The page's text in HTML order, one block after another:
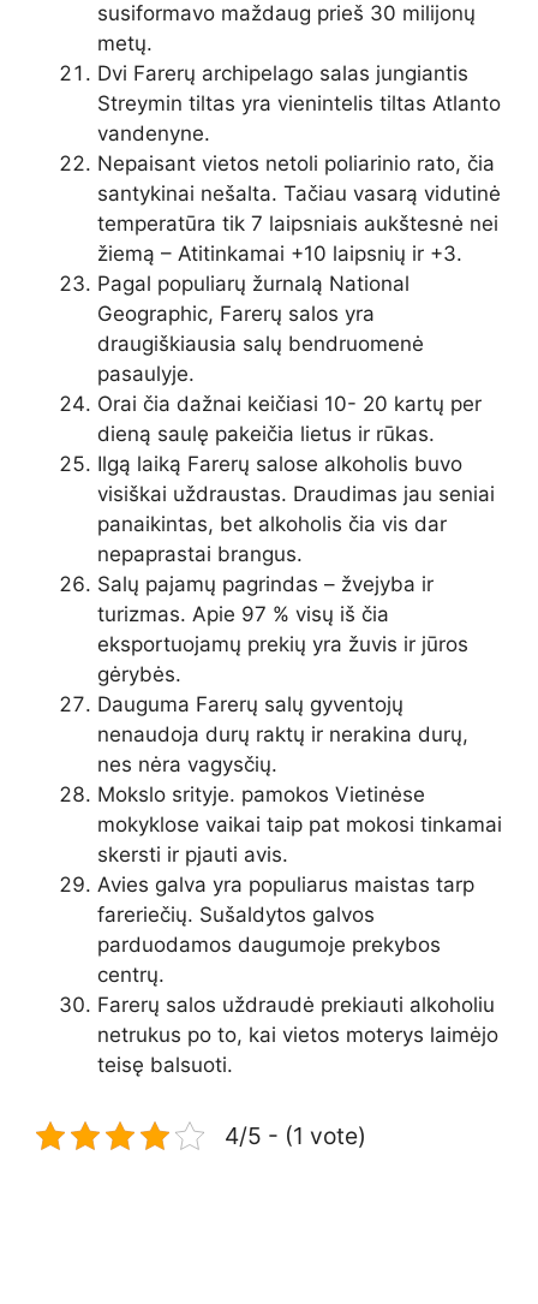
susiformavo maždaug prieš 30 milijonų
metų.
Dvi Farerų archipelago salas jungiantis
Streymin tiltas yra vienintelis tiltas Atlanto
vandenyne.
Nepaisant vietos netoli poliarinio rato, čia
santykinai nešalta. Tačiau vasarą vidutinė
temperatūra tik 7 laipsniais aukštesnė nei
žiemą – Atitinkamai +10 laipsnių ir +3.
Pagal populiarų žurnalą National
Geographic, Farerų salos yra
draugiškiausia salų bendruomenė
pasaulyje.
Orai čia dažnai keičiasi 10- 20 kartų per
dieną saulę pakeičia lietus ir rūkas.
Ilgą laiką Farerų salose alkoholis buvo
visiškai uždraustas. Draudimas jau seniai
panaikintas, bet alkoholis čia vis dar
nepaprastai brangus.
Salų pajamų pagrindas – žvejyba ir
turizmas. Apie 97 % visų iš čia
eksportuojamų prekių yra žuvis ir jūros
gėrybės.
Dauguma Farerų salų gyventojų
nenaudoja durų raktų ir nerakina durų,
nes nėra vagysčių.
Mokslo srityje. pamokos Vietinėse
mokyklose vaikai taip pat mokosi tinkamai
skersti ir pjauti avis.
Avies galva yra populiarus maistas tarp
fareriečių. Sušaldytos galvos
parduodamos daugumoje prekybos
centrų.
Farerų salos uždraudė prekiauti alkoholiu
netrukus po to, kai vietos moterys laimėjo
teisę balsuoti.
4/5 - (1 vote)